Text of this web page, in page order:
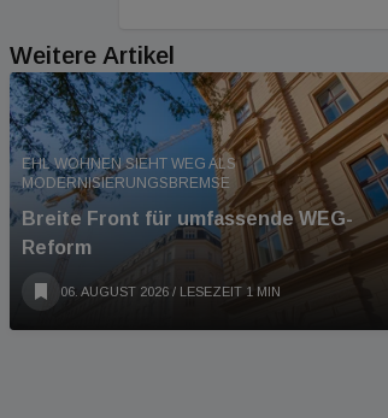
Weitere Artikel
EHL WOHNEN SIEHT WEG ALS
MODERNISIERUNGSBREMSE
Breite Front für umfassende WEG-
Reform
06. AUGUST 2026 / LESEZEIT 1 MIN